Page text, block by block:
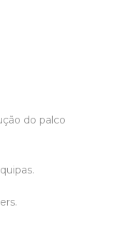
do palco